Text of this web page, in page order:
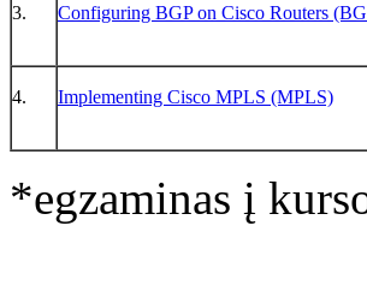
3. Configuring BGP on Cisco Routers
4. Implementing Cisco MPLS (MPLS)
*egzaminas į